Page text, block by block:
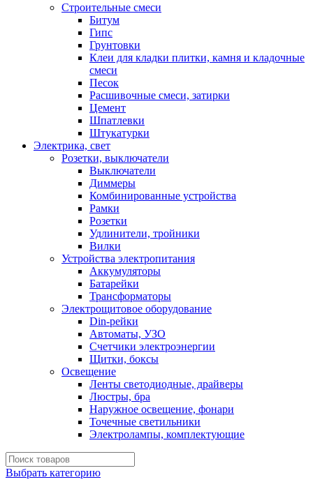
Строительные смеси
Битум
Гипс
Грунтовки
Клеи для кладки плитки, камня и кладочные
смеси
Песок
Расшивочные смеси, затирки
Цемент
Шпатлевки
Штукатурки
Электрика, свет
Розетки, выключатели
Выключатели
Диммеры
Комбинированные устройства
Рамки
Розетки
Удлинители, тройники
Вилки
Устройства электропитания
Аккумуляторы
Батарейки
Трансформаторы
Электрощитовое оборудование
Din-рейки
Автоматы, УЗО
Счетчики электроэнергии
Щитки, боксы
Освещение
Ленты светодиодные, драйверы
Люстры, бра
Наружное освещение, фонари
Точечные светильники
Электролампы, комплектующие
Выбрать категорию